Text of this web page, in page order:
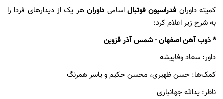
کمیته داوران فدراسیون فوتبال اسامی داورانهر یک از دیدارهای فردا را
به شرح زیر اعلام کرد:
* ذوب آهن اصفهان - شمس آذر قزوین
داور: سعاد وفاپیشه
کمک‌ها: حسن ظهیری، محسن حکیم و یاسر همرنگ
ناظر: یدالله جهانبازی